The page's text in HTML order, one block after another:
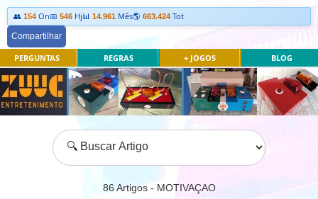
👥 154 On📅 546 Hj📊 14.961 Mês🌎 663.424 Tot
Compartilhar
PERGUNTAS REGRAS + JOGOS BLOG
86 Artigos - MOTIVAÇAO